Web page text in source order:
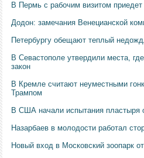
В Пермь с рабочим визитом
Додон: замечания Венецианской
Петербургу обещают теплый
В Севастополе утвердили места,
закон
В Кремле считают неуместными
Трампом
В США начали испытания пластыря
Назарбаев в молодости работал
Новый вход в Московский зоопарк